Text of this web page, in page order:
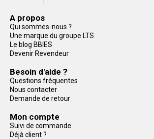
A propos
Qui sommes-nous ?
Une marque du groupe LTS
Le blog BBIES
Devenir Revendeur
Besoin d'aide ?
Questions fréquentes
Nous contacter
Demande de retour
Mon compte
Suivi de commande
Déjà client ?